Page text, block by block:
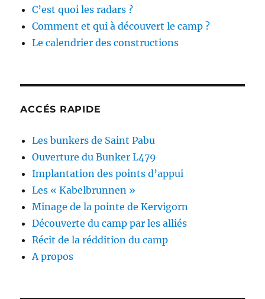
C’est quoi les radars ?
Comment et qui à découvert le camp ?
Le calendrier des constructions
ACCÉS RAPIDE
Les bunkers de Saint Pabu
Ouverture du Bunker L479
Implantation des points d’appui
Les « Kabelbrunnen »
Minage de la pointe de Kervigorn
Découverte du camp par les alliés
Récit de la réddition du camp
A propos